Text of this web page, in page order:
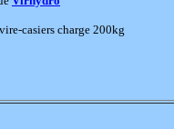
casiers charge 200kg